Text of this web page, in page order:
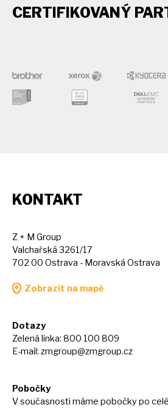
CERTIFIKOVANÝ
KONTAKT
Z + M Group
Valchařská 3261/17
702 00 Ostrava - Moravská Ostrava
Zobrazit na mapě
Dotazy
Zelená linka: 800 100 809
E-mail: zmgroup@zmgroup.cz
Pobočky
V současnosti máme pobočky po